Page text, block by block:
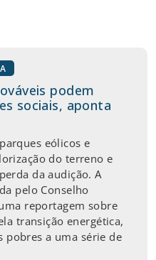
podem
sociais, aponta
eólicos e
do terreno e
da audição. A
pelo Conselho
reportagem sobre
transição energética,
pobres a uma série de